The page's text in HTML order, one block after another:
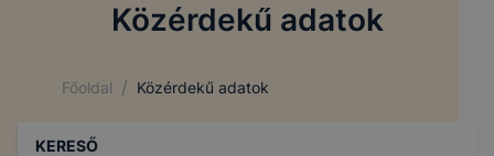
Közérdekű adatok
Főoldal / Közérdekű adatok
KERESŐ